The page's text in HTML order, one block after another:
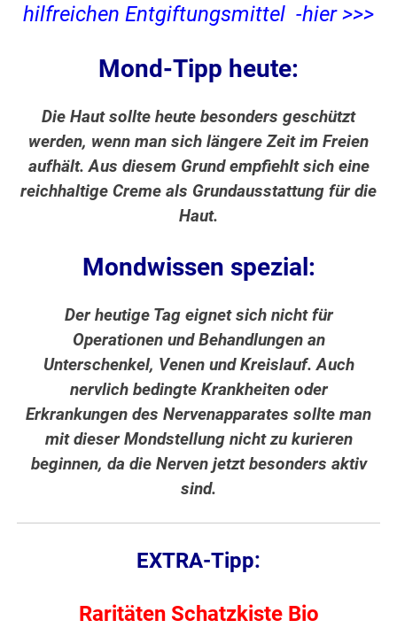
hilfreichen Entgiftungsmittel -hier >>>
Mond-Tipp heute:
Die Haut sollte heute besonders geschützt
werden, wenn man sich längere Zeit im Freien
aufhält. Aus diesem Grund empfiehlt sich eine
reichhaltige Creme als Grundausstattung für die
Haut.
Mondwissen spezial:
Der heutige Tag eignet sich nicht für
Operationen und Behandlungen an
Unterschenkel, Venen und Kreislauf. Auch
nervlich bedingte Krankheiten oder
Erkrankungen des Nervenapparates sollte man
mit dieser Mondstellung nicht zu kurieren
beginnen, da die Nerven jetzt besonders aktiv
sind.
EXTRA-Tipp:
Raritäten Schatzkiste Bio